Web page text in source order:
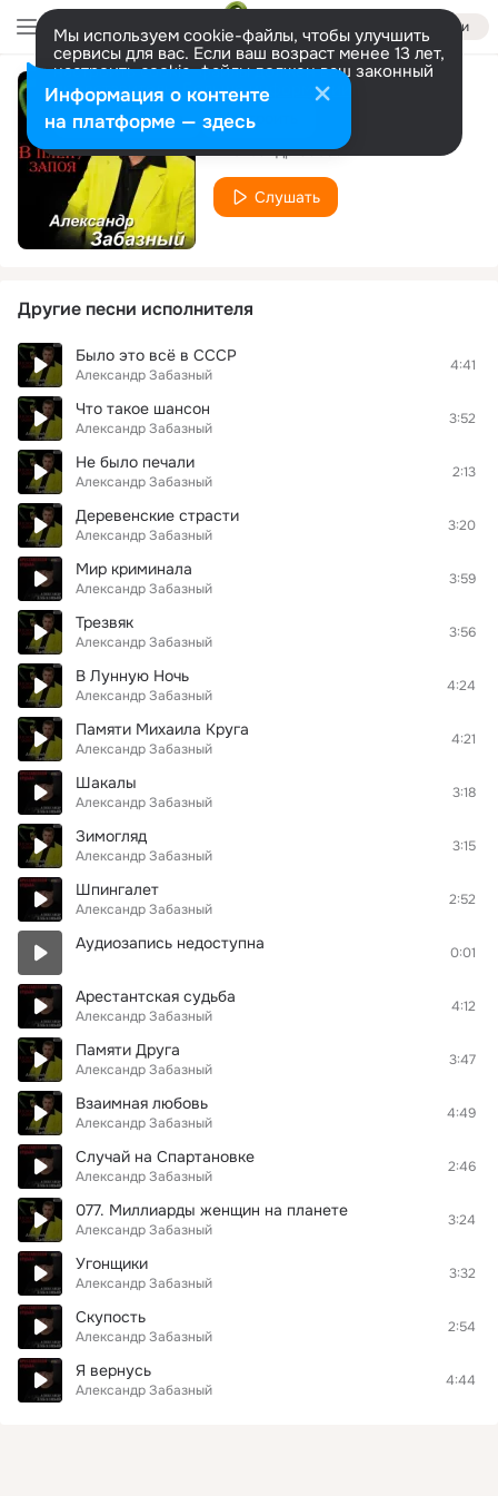
Войти
Мы используем cookie-файлы, чтобы улучшить
сервисы для вас. Если ваш возраст менее 13 лет,
настроить cookie-файлы должен ваш законный
представитель. Больше информации
Разрешить все Настроить
Выбор
Александр Забазный
Слушать
Другие песни исполнителя
Было это всё в СССР
Александр Забазный
4:41
Что такое шансон
Александр Забазный
3:52
Не было печали
Александр Забазный
2:13
Деревенские страсти
Александр Забазный
3:20
Мир криминала
Александр Забазный
3:59
Трезвяк
Александр Забазный
3:56
В Лунную Ночь
Александр Забазный
4:24
Памяти Михаила Круга
Александр Забазный
4:21
Шакалы
Александр Забазный
3:18
Зимогляд
Александр Забазный
3:15
Шпингалет
Александр Забазный
2:52
Аудиозапись недоступна 0:01
Арестантская судьба
Александр Забазный
4:12
Памяти Друга
Александр Забазный
3:47
Взаимная любовь
Александр Забазный
4:49
Случай на Спартановке
Александр Забазный
2:46
077. Миллиарды женщин на планете
Александр Забазный
3:24
Угонщики
Александр Забазный
3:32
Скупость
Александр Забазный
2:54
Я вернусь
Александр Забазный
4:44
Информация о контенте
на платформе — здесь